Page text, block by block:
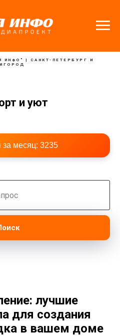
ИНФО" | САНКТ-ПЕТЕРБУРГ И
и уют
месяц: 3235
лучшие
для создания
в вашем доме